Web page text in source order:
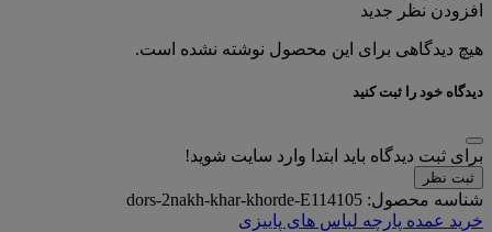
افزودن نظر جدید
هیچ دیدگاهی برای این محصول نوشته نشده است.
دیدگاه خود را ثبت کنید
برای ثبت دیدگاه باید ابتدا وارد سایت شوید!
ثبت نظر
شناسه محصول: dors-2nakh-khar-khorde-E114105
خرید عمده پارچه لباس های پاییزی